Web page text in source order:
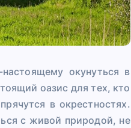
окунуться в
оазис для тех, кто
в окрестностях.
с живой природой, не